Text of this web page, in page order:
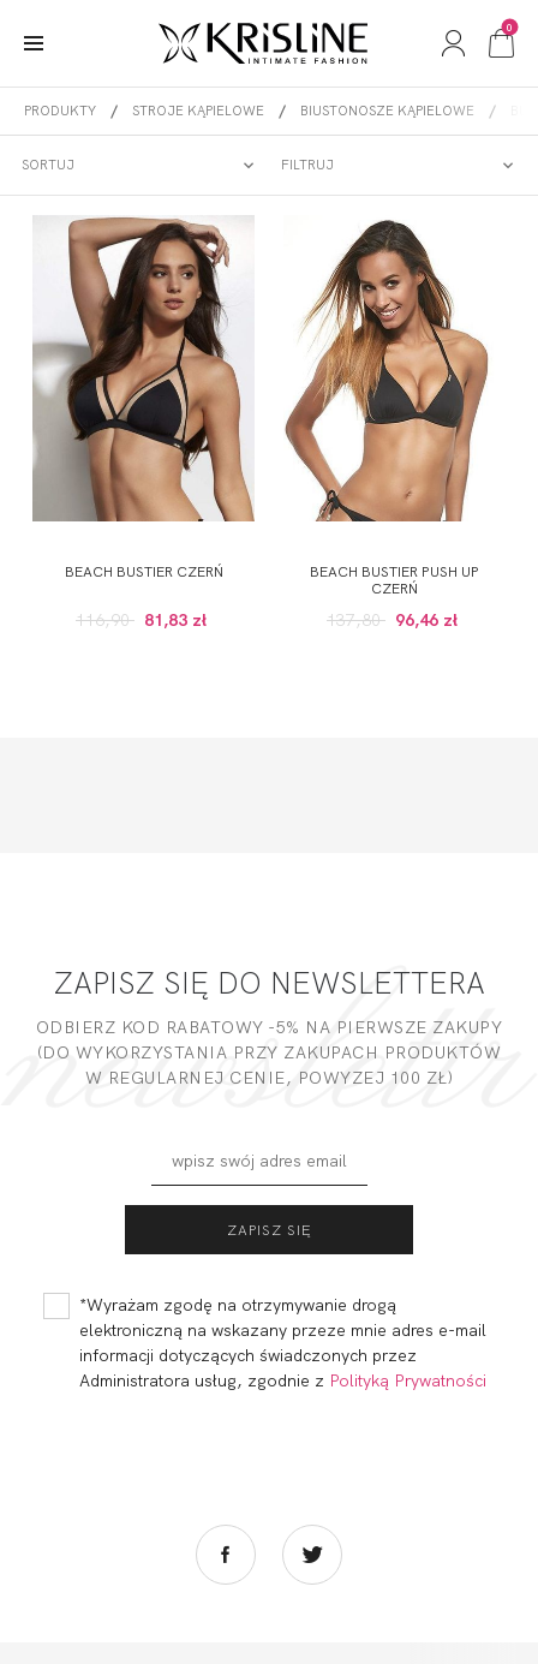
0
PRODUKTY STROJE KĄPIELOWE BIUSTONOSZE KĄPIELOWE
SORTUJ FILTRUJ
BUSTIERE
BEACH BUSTIER CZERŃ
116,90 81,83 zł
BEACH BUSTIER PUSH UP
CZERŃ
137,80 96,46 zł
ZAPISZ SIĘ DO NEWSLETTERA
ODBIERZ KOD RABATOWY -5% NA PIERWSZE ZAKUPY
(DO WYKORZYSTANIA PRZY ZAKUPACH PRODUKTÓW
W REGULARNEJ CENIE, POWYZEJ 100 ZŁ)
*Wyrażam zgodę na otrzymywanie drogą
elektroniczną na wskazany przeze mnie adres e-mail
informacji dotyczących świadczonych przez
Administratora usług, zgodnie z Polityką Prywatności